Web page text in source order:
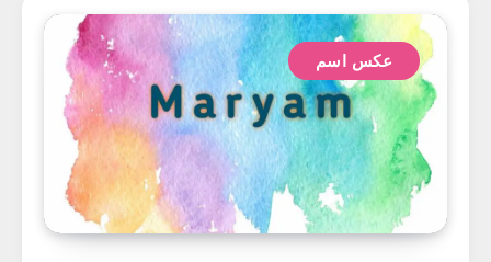
عکس اسم